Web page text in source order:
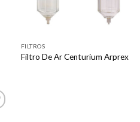
FILTROS
Filtro De Ar Centurium Arprex